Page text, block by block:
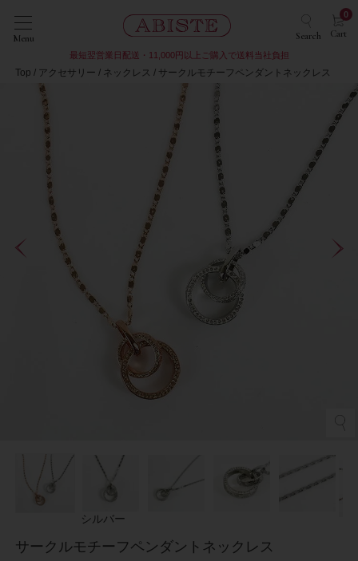
Menu Search Cart
0
最短翌営業日配送・11,000円以上ご購入で送料当社負担
Top アクセサリー ネックレス サークルモチーフペンダントネックレス
シルバー
サークルモチーフペンダントネックレス